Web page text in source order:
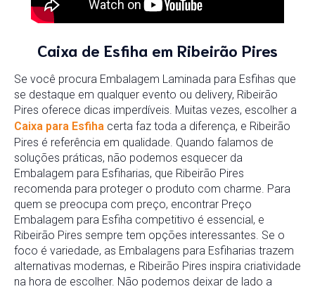
Caixa de Esfiha em Ribeirão Pires
Se você procura Embalagem Laminada para Esfihas que
se destaque em qualquer evento ou delivery, Ribeirão
Pires oferece dicas imperdíveis. Muitas vezes, escolher a
Caixa para Esfiha certa faz toda a diferença, e Ribeirão
Pires é referência em qualidade. Quando falamos de
soluções práticas, não podemos esquecer da
Embalagem para Esfiharias, que Ribeirão Pires
recomenda para proteger o produto com charme. Para
quem se preocupa com preço, encontrar Preço
Embalagem para Esfiha competitivo é essencial, e
Ribeirão Pires sempre tem opções interessantes. Se o
foco é variedade, as Embalagens para Esfiharias trazem
alternativas modernas, e Ribeirão Pires inspira criatividade
na hora de escolher. Não podemos deixar de lado a